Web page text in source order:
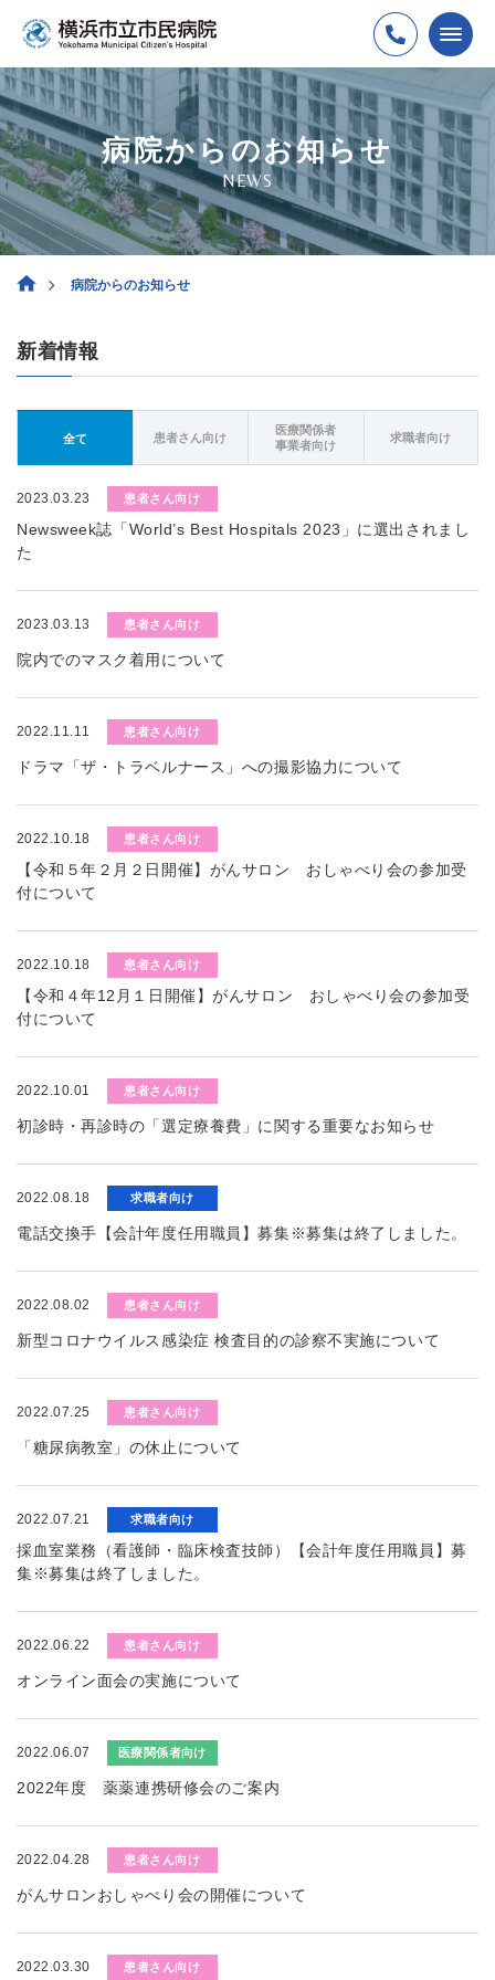
病院からのお知らせ
NEWS
病院からのお知らせ
新着情報
全て 患者さん向け
医療関係者
事業者向け
求職者向け
2023.03.23 患者さん向け
Newsweek誌「World’s Best Hospitals 2023」に選出されまし
た
2023.03.13 患者さん向け
院内でのマスク着用について
2022.11.11 患者さん向け
ドラマ「ザ・トラベルナース」への撮影協力について
2022.10.18 患者さん向け
【令和５年２月２日開催】がんサロン おしゃべり会の参加受
付について
2022.10.18 患者さん向け
【令和４年12月１日開催】がんサロン おしゃべり会の参加受
付について
2022.10.01 患者さん向け
初診時・再診時の「選定療養費」に関する重要なお知らせ
2022.08.18 求職者向け
電話交換手【会計年度任用職員】募集※募集は終了しました。
2022.08.02 患者さん向け
新型コロナウイルス感染症 検査目的の診察不実施について
2022.07.25 患者さん向け
「糖尿病教室」の休止について
2022.07.21 求職者向け
採血室業務（看護師・臨床検査技師）【会計年度任用職員】募
集※募集は終了しました。
2022.06.22 患者さん向け
オンライン面会の実施について
2022.06.07 医療関係者向け
2022年度 薬薬連携研修会のご案内
2022.04.28 患者さん向け
がんサロンおしゃべり会の開催について
2022.03.30 患者さん向け